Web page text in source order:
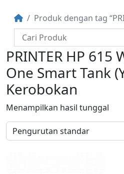
Produk dengan tag
PRINTER HP 615
One Smart Tank
Kerobokan
Menampilkan hasil tunggal